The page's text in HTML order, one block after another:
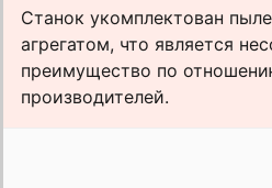
Станок укомплектован
агрегатом, что является
преимущество по
производителей.